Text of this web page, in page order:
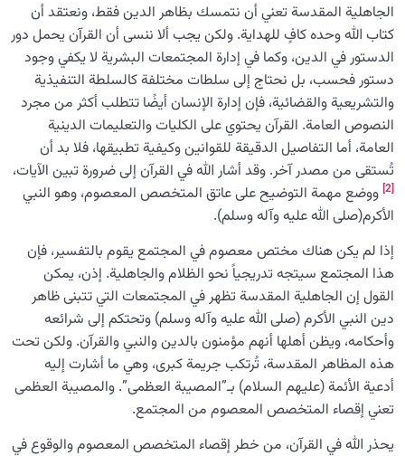
الجاهلية المقدسة تعني أن نتمسك بظاهر الدين فقط، ونعتقد أن
كتاب الله وحده كافٍ للهداية. ولكن يجب ألا ننسى أن القرآن يحمل دور
الدستور في الدين، وكما في إدارة المجتمعات البشرية لا يكفي وجود
دستور فحسب، بل نحتاج إلى سلطات مختلفة كالسلطة التنفيذية
والتشريعية والقضائية، فإن إدارة الإنسان أيضًا تتطلب أكثر من مجرد
النصوص العامة. القرآن يحتوي على الكليات والتعليمات الدينية
العامة، أما التفاصيل الدقيقة للقوانين وكيفية تطبيقها، فلا بد أن
تُستقى من مصدر آخر. وقد أشار الله في القرآن إلى ضرورة تبين الآيات،
[2]
ووضع مهمة التوضيح على عاتق المتخصص المعصوم، وهو النبي
الأكرم(صلى الله عليه وآله وسلم).
إذا لم يكن هناك مختص معصوم في المجتمع يقوم بالتفسير، فإن
هذا المجتمع سيتجه تدريجياً نحو الظلام والجاهلية. إذن، يمكن
القول إن الجاهلية المقدسة تظهر في المجتمعات التي تتبنى ظاهر
دين النبي الأكرم (صلى الله عليه وآله وسلم) وتحتكم إلى شرائعه
وأحكامه، ويظن أهلها أنهم مؤمنون بالدين والنبي والقرآن. ولكن تحت
هذه المظاهر المقدسة، تُرتكب جريمة كبرى، وهي ما أشارت إليه
أدعية الأئمة (عليهم السلام) بـ”المصيبة العظمى”. والمصيبة العظمى
تعني إقصاء المتخصص المعصوم من المجتمع.
يحذر الله في القرآن، من خطر إقصاء المتخصص المعصوم والوقوع في